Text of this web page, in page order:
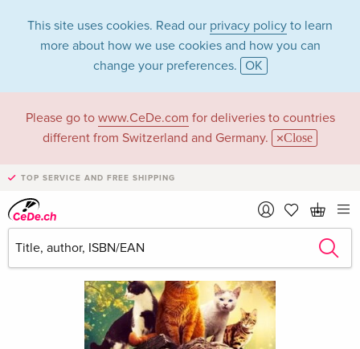
This site uses cookies. Read our privacy policy to learn
more about how we use cookies and how you can
change your preferences. OK
Please go to www.CeDe.com for deliveries to countries
different from Switzerland and Germany.
Close
TOP SERVICE AND FREE SHIPPING